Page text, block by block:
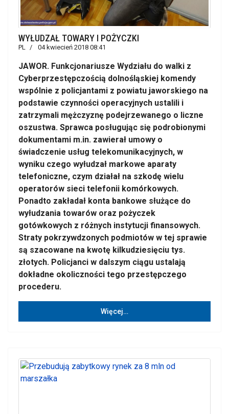
WYŁUDZAŁ TOWARY I POŻYCZKI
PL 04 kwiecień 2018 08:41
JAWOR. Funkcjonariusze Wydziału do walki z
Cyberprzestępczością dolnośląskiej komendy
wspólnie z policjantami z powiatu jaworskiego na
podstawie czynności operacyjnych ustalili i
zatrzymali mężczyznę podejrzewanego o liczne
oszustwa. Sprawca posługując się podrobionymi
dokumentami m.in. zawierał umowy o
świadczenie usług telekomunikacyjnych, w
wyniku czego wyłudzał markowe aparaty
telefoniczne, czym działał na szkodę wielu
operatorów sieci telefonii komórkowych.
Ponadto zakładał konta bankowe służące do
wyłudzania towarów oraz pożyczek
gotówkowych z różnych instytucji finansowych.
Straty pokrzywdzonych podmiotów w tej sprawie
są szacowane na kwotę kilkudziesięciu tys.
złotych. Policjanci w dalszym ciągu ustalają
dokładne okoliczności tego przestępczego
procederu.
Więcej…